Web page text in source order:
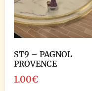
ST9 – PAGNOL
PROVENCE
1.00€